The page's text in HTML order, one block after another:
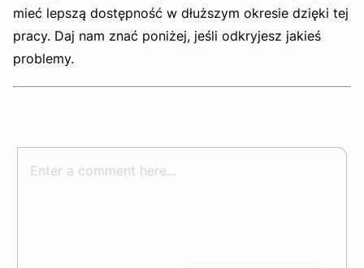
mieć lepszą dostępność w dłuższym okresie dzięki tej
pracy. Daj nam znać poniżej, jeśli odkryjesz jakieś
problemy.